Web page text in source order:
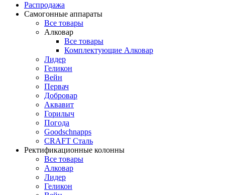
Распродажа
Самогонные аппараты
Все товары
Алковар
Все товары
Комплектующие Алковар
Лидер
Геликон
Вейн
Первач
Добровар
Аквавит
Горилыч
Погода
Goodschnapps
CRAFT Сталь
Ректификационные колонны
Все товары
Алковар
Лидер
Геликон